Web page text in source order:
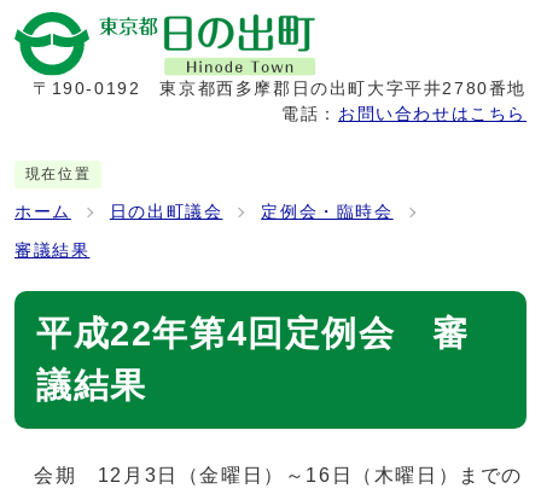
〒190-0192
東京都西多摩郡日の出町大字平井2780番地
電話： お問い合わせはこちら
現在位置
ホーム 日の出町議会 定例会・臨時会
審議結果
平成22年第4回定例会 審
議結果
会期 12月3日（金曜日）～16日（木曜日）までの